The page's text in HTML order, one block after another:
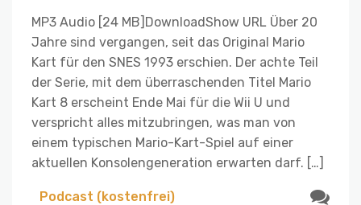
MP3 Audio [24 MB]DownloadShow URL Über 20
Jahre sind vergangen, seit das Original Mario
Kart für den SNES 1993 erschien. Der achte Teil
der Serie, mit dem überraschenden Titel Mario
Kart 8 erscheint Ende Mai für die Wii U und
verspricht alles mitzubringen, was man von
einem typischen Mario-Kart-Spiel auf einer
aktuellen Konsolengeneration erwarten darf. […]
Podcast (kostenfrei)